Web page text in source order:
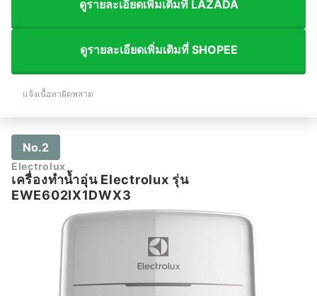
ดูรายละเอียดเพิ่มเติมที่ LAZADA
ดูรายละเอียดเพิ่มเติมที่ SHOPEE
แจ้งเนื้อหาผิดพลาด
No.2
Electrolux
เครื่องทำน้ำอุ่น Electrolux รุ่น
EWE602IX1DWX3